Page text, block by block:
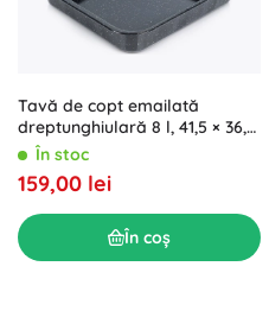
Tavă de copt emailată
dreptunghiulară 8 l, 41,5 × 36,5
× 7 cm
În stoc
159,00 lei
În coș